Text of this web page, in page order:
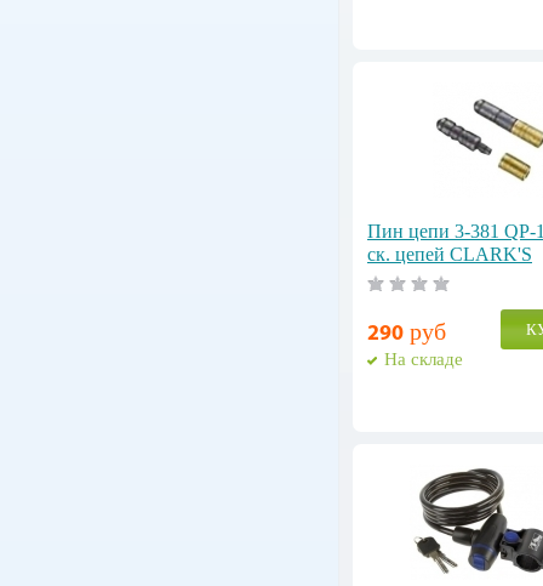
Пин цепи 3-381 QP-
ск. цепей CLARK'S
290 руб
На складе